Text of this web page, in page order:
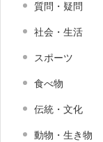
質問・疑問
社会・生活
スポーツ
食べ物
伝統・文化
動物・生き物